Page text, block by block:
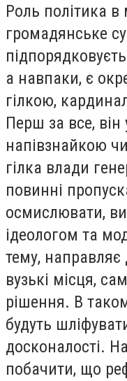
Роль політика в
громадянське
а навпаки, є
гілкою,
Перш за все,
напівзнайкою
гілка влади
повинні
осмислювати,
ідеологом та
тему, направляє
вузькі місця,
рішення. В
будуть
досконалості.
побачити, що